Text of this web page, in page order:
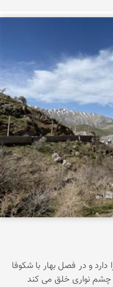
و در فصل بهار با شکوفا
نواری خلق می کند